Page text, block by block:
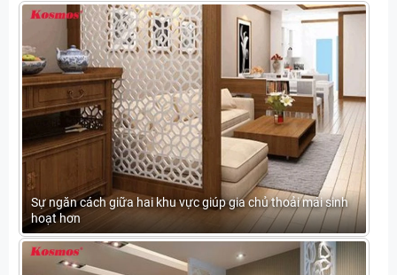
Sự ngăn cách giữa hai khu vực giúp gia chủ thoải mái sinh
hoạt hơn